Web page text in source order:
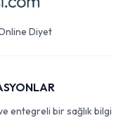
Diyet
entegreli bir sağlık bilgi